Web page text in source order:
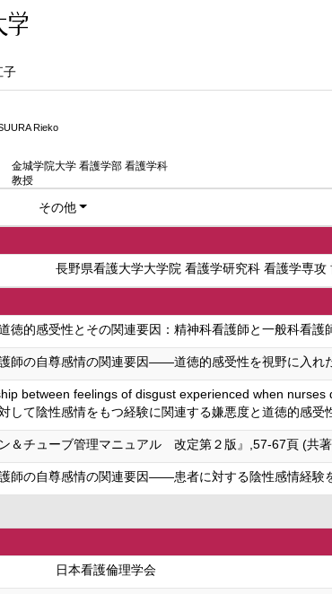
子
Rieko
金城学院大学 看護学部 看護学科
教授
その他
長野県看護大学大学院 看護学研究科 看護学専
徳的感受性とその関連要因：精神科看護師と一般科看
師の自尊感情の関連要因——道徳的感受性を視野に入
between feelings of disgust experienced when
対して陰性感情をもつ経験に関連する嫌悪度と道徳的感
ン＆チューブ管理マニュアル 改定第２版』,57-67頁 (共
師の自尊感情の関連要因——患者に対する陰性感情経
日本看護倫理学会